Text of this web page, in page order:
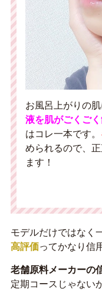
お風呂上がりの肌
液を肌がごくごく
はコレ一本です。
められるので、
ます！
モデルだけではなく
高評価ってかなり信
老舗原料メーカーの
定期コースじゃない